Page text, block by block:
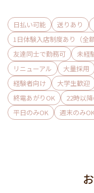
日払い可能 送りあり
1日体験入店制度あり（全
友達同士で勤務可
未経
リニューアル
大量採用
経験者向け
大学生歓迎
終電あがりOK
22時以
平日のみOK
週末のみ